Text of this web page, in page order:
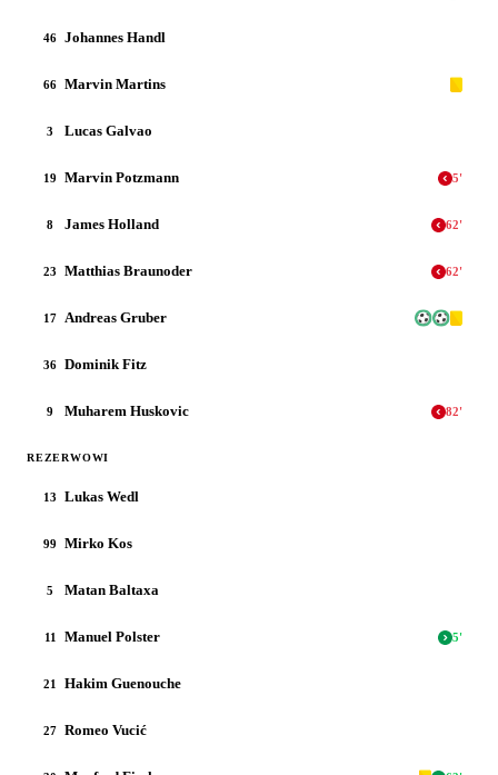
46 Johannes Handl
66 Marvin Martins
3 Lucas Galvao
19 Marvin Potzmann 5'
8 James Holland 62'
23 Matthias Braunoder 62'
17 Andreas Gruber
36 Dominik Fitz
9 Muharem Huskovic 82'
REZERWOWI
13 Lukas Wedl
99 Mirko Kos
5 Matan Baltaxa
11 Manuel Polster 5'
21 Hakim Guenouche
27 Romeo Vucić